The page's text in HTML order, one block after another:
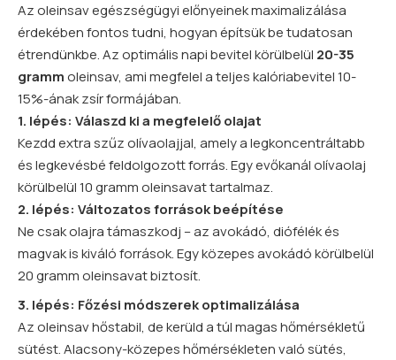
Az oleinsav egészségügyi előnyeinek maximalizálása
érdekében fontos tudni, hogyan építsük be tudatosan
étrendünkbe. Az optimális napi bevitel körülbelül 20-35
grammoleinsav, ami megfelel a teljes kalóriabevitel 10-
15%-ának zsír formájában.
1. lépés: Válaszd ki a megfelelő olajat
Kezdd extra szűz olívaolajjal, amely a legkoncentráltabb
és legkevésbé feldolgozott forrás. Egy evőkanál olívaolaj
körülbelül 10 gramm oleinsavat tartalmaz.
2. lépés: Változatos források beépítése
Ne csak olajra támaszkodj – az avokádó, diófélék és
magvak is kiváló források. Egy közepes avokádó körülbelül
20 gramm oleinsavat biztosít.
3. lépés: Főzési módszerek optimalizálása
Az oleinsav hőstabil, de kerüld a túl magas hőmérsékletű
sütést. Alacsony-közepes hőmérsékleten való sütés,